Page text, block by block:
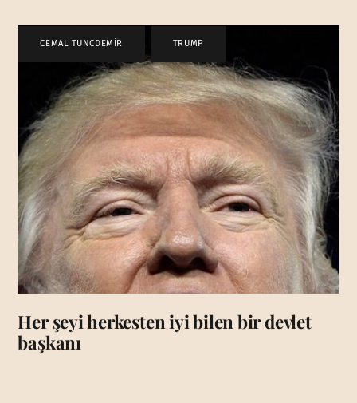
CEMAL TUNCDEMİR TRUMP
Her şeyi herkesten iyi bilen bir devlet
başkanı